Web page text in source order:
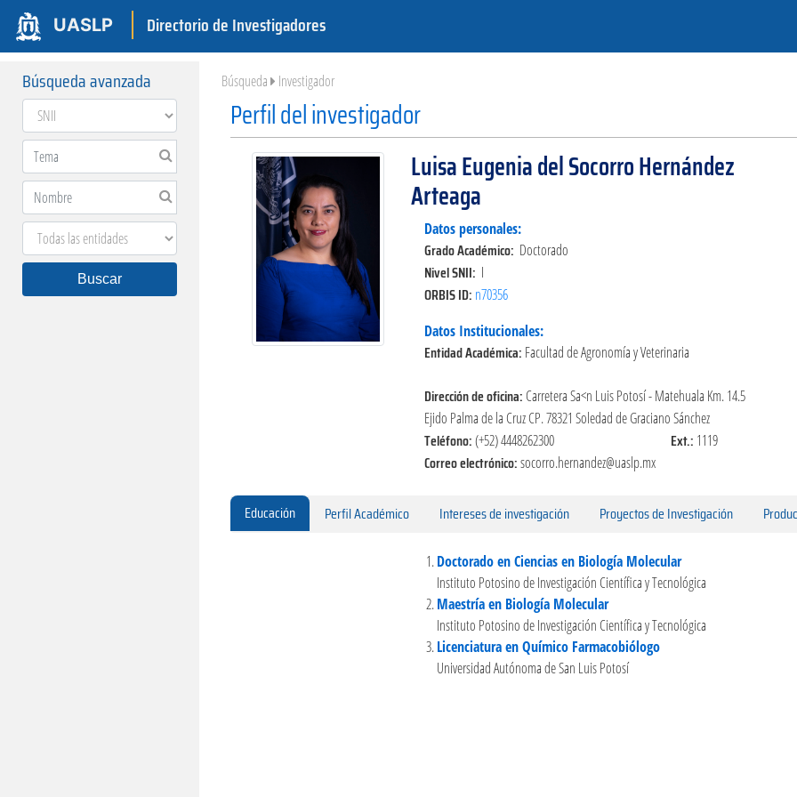
UASLP Directorio de Investigadores
Búsqueda avanzada
Buscar
Búsqueda Investigador
Perfil del investigador
Luisa Eugenia del Socorro Hernández
Arteaga
Datos personales:
Grado Académico: Doctorado
Nivel SNII: I
ORBIS ID: n70356
Datos Institucionales:
Entidad Académica: Facultad de Agronomía y Veterinaria
Dirección de oficina: Carretera Sa<n Luis Potosí - Matehuala Km. 14.5
Ejido Palma de la Cruz CP. 78321 Soledad de Graciano Sánchez
Teléfono:(+52) 4448262300 Ext.: 1119
Correo electrónico:socorro.hernandez@uaslp.mx
Educación Perfil Académico Intereses de investigación Proyectos de Investigación
Doctorado en Ciencias en Biología Molecular
Instituto Potosino de Investigación Científica y Tecnológica
Maestría en Biología Molecular
Instituto Potosino de Investigación Científica y Tecnológica
Licenciatura en Químico Farmacobiólogo
Universidad Autónoma de San Luis Potosí